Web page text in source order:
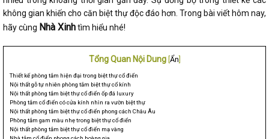
không gian khiến cho căn biệt thự độc đáo hơn. Trong bài viết hôm nay,
hãy cùng Nhà Xinhtìm hiểu nhé!
Tổng Quan Nội Dung [Ẩn]
Thiết kế phòng tắm hiện đại trong biệt thự cổ điển
Nội thất gỗ tự nhiên phòng tắm biệt thự cổ kính
Nội thất phòng tắm biệt thự cổ điển ốp đá luxury
Phòng tắm cổ điển có cửa kính nhìn ra vườn biệt thự
Nội thất phòng tắm biệt thự cổ điển phong cách Châu Âu
Phòng tắm gam màu nhẹ trong biệt thự cổ điển
Nội thất phòng tắm biệt thự cổ điển mạ vàng